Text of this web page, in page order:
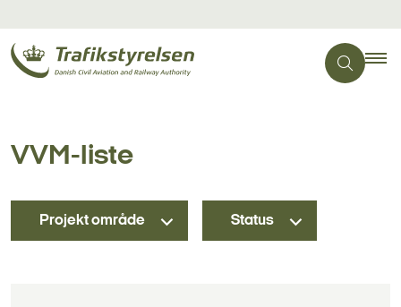
VVM-liste
Projekt område Status